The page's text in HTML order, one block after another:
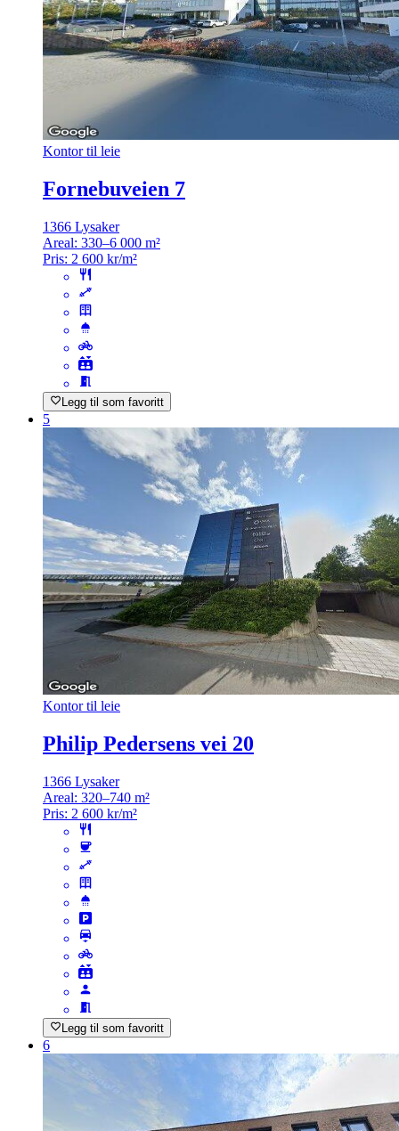
Kontor til leie
Fornebuveien 7
1366 Lysaker
Areal: 330–6 000 m²
Pris: 2 600 kr/m²
Legg til som favoritt
5
Kontor til leie
Philip Pedersens vei 20
1366 Lysaker
Areal: 320–740 m²
Pris: 2 600 kr/m²
Legg til som favoritt
6